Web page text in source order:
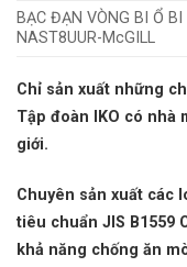
BẠC ĐẠN VÒNG BI Ổ BI
NAST8UUR-McGILL
Chỉ sản xuất những
Tập đoàn IKO có nhà
giới.
Chuyên sản xuất các
tiêu chuẩn JIS B1559
khả năng chống ăn